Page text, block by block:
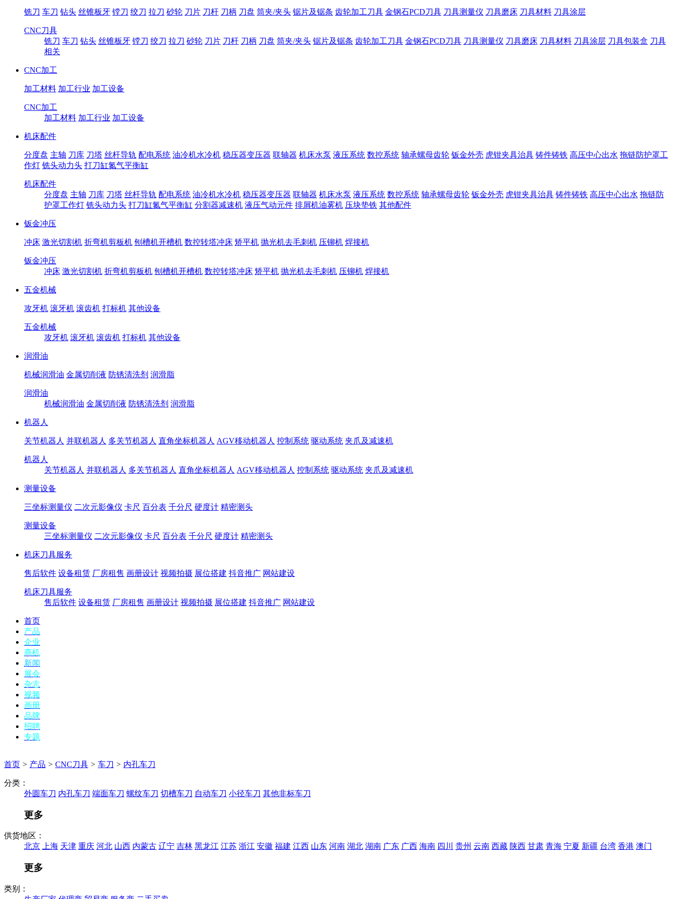
铣刀 车刀 钻头 丝锥板牙 镗刀 绞刀 拉刀 砂轮 刀片 刀杆 刀柄 刀盘 筒夹/夹头 锯片及锯条 齿轮加工刀具 金钢石PCD刀具 刀具测量仪 刀具磨床 刀具材料 刀具涂层
CNC刀具
铣刀 车刀 钻头 丝锥板牙 镗刀 绞刀 拉刀 砂轮 刀片 刀杆 刀柄 刀盘 筒夹/夹头 锯片及锯条 齿轮加工刀具 金钢石PCD刀具 刀具测量仪 刀具磨床 刀具材料 刀具涂层 刀具包装盒 刀具
相关
CNC加工
加工材料 加工行业 加工设备
CNC加工
加工材料 加工行业 加工设备
机床配件
分度盘 主轴 刀库 刀塔 丝杆导轨 配电系统 油冷机水冷机 稳压器变压器 联轴器 机床水泵 液压系统 数控系统 轴承螺母齿轮 钣金外壳 虎钳夹具治具 铸件铸铁 高压中心出水 拖链防护罩工
作灯 铣头动力头 打刀缸氮气平衡缸
机床配件
分度盘 主轴 刀库 刀塔 丝杆导轨 配电系统 油冷机水冷机 稳压器变压器 联轴器 机床水泵 液压系统 数控系统 轴承螺母齿轮 钣金外壳 虎钳夹具治具 铸件铸铁 高压中心出水 拖链防
护罩工作灯 铣头动力头 打刀缸氮气平衡缸 分割器减速机 液压气动元件 排屑机油雾机 压块垫铁 其他配件
钣金冲压
冲床 激光切割机 折弯机剪板机 刨槽机开槽机 数控转塔冲床 矫平机 抛光机去毛刺机 压铆机 焊接机
钣金冲压
冲床 激光切割机 折弯机剪板机 刨槽机开槽机 数控转塔冲床 矫平机 抛光机去毛刺机 压铆机 焊接机
五金机械
攻牙机 滚牙机 滚齿机 打标机 其他设备
五金机械
攻牙机 滚牙机 滚齿机 打标机 其他设备
润滑油
机械润滑油 金属切削液 防锈清洗剂 润滑脂
润滑油
机械润滑油 金属切削液 防锈清洗剂 润滑脂
机器人
关节机器人 并联机器人 多关节机器人 直角坐标机器人 AGV移动机器人 控制系统 驱动系统 夹爪及减速机
机器人
关节机器人 并联机器人 多关节机器人 直角坐标机器人 AGV移动机器人 控制系统 驱动系统 夹爪及减速机
测量设备
三坐标测量仪 二次元影像仪 卡尺 百分表 千分尺 硬度计 精密测头
测量设备
三坐标测量仪 二次元影像仪 卡尺 百分表 千分尺 硬度计 精密测头
机床刀具服务
售后软件 设备租赁 厂房租售 画册设计 视频拍摄 展位搭建 抖音推广 网站建设
机床刀具服务
售后软件 设备租赁 厂房租售 画册设计 视频拍摄 展位搭建 抖音推广 网站建设
首页
产品
企业
商机
新闻
展会
杂志
视频
画册
品牌
招聘
专题
首页 > 产品 > CNC刀具 > 车刀 > 内孔车刀
分类：
外圆车刀 内孔车刀 端面车刀 螺纹车刀 切槽车刀 自动车刀 小径车刀 其他非标车刀
更多
供货地区：
北京 上海 天津 重庆 河北 山西 内蒙古 辽宁 吉林 黑龙江 江苏 浙江 安徽 福建 江西 山东 河南 湖北 湖南 广东 广西 海南 四川 贵州 云南 西藏 陕西 甘肃 青海 宁夏 新疆 台湾 香港 澳门
更多
类别：